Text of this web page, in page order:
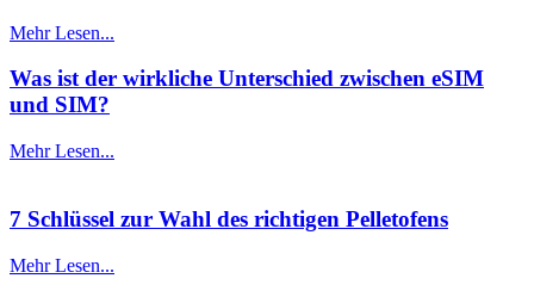
Mehr Lesen...
Was ist der wirkliche Unterschied zwischen eSIM
und SIM?
Mehr Lesen...
7 Schlüssel zur Wahl des richtigen Pelletofens
Mehr Lesen...